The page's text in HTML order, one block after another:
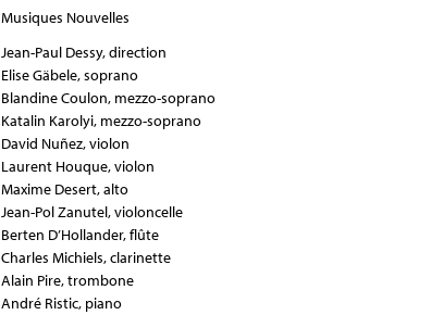
Musiques Nouvelles
Jean-Paul Dessy, direction
Elise Gäbele, soprano
Blandine Coulon, mezzo-soprano
Katalin Karolyi, mezzo-soprano
David Nuñez, violon
Laurent Houque, violon
Maxime Desert, alto
Jean-Pol Zanutel, violoncelle
Berten D’Hollander, flûte
Charles Michiels, clarinette
Alain Pire, trombone
André Ristic, piano